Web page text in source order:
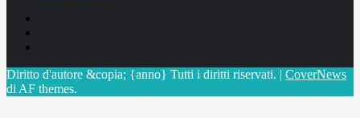
Diritto d'autore &copia; {anno} Tutti i diritti riservati. | CoverNews
di AF themes.